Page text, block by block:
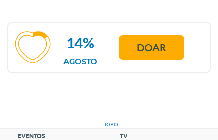
AGOSTO
14% DOAR
↑ TOPO
EVENTOS TV